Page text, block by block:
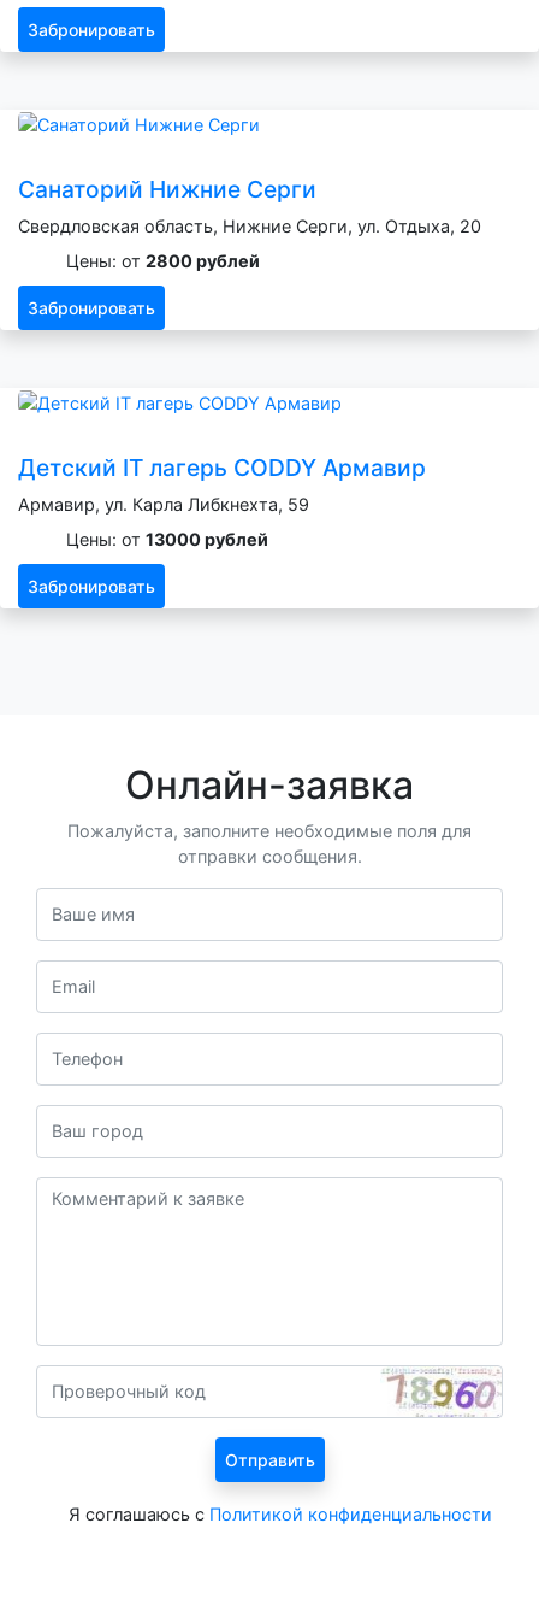
Забронировать
Санаторий Нижние Серги
Свердловская область, Нижние Серги, ул. Отдыха, 20
Цены: от 2800 рублей
Забронировать
Детский IT лагерь CODDY Армавир
Армавир, ул. Карла Либкнехта, 59
Цены: от 13000 рублей
Забронировать
Онлайн-заявка
Пожалуйста, заполните необходимые поля для
отправки сообщения.
Я соглашаюсь с Политикой конфиденциальности